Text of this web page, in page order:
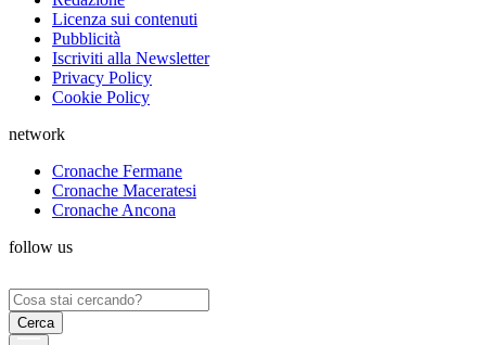
Licenza sui contenuti
Pubblicità
Iscriviti alla Newsletter
Privacy Policy
Cookie Policy
network
Cronache Fermane
Cronache Maceratesi
Cronache Ancona
follow us
Ricerca
per: